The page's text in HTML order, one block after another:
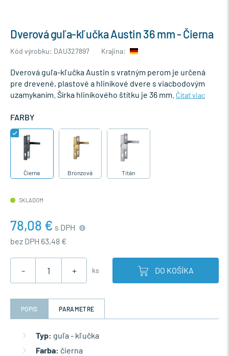
Dverová guľa-kľučka Austin 36 mm - Čierna
Kód výrobku: DAU327897 Krajina:
Dverová guľa-kľučka Austin s vratným perom je určená
pre drevené, plastové a hliníkové dvere s viacbodovým
uzamykaním. Šírka hliníkového štítku je 36 mm. Čítať viac
FARBY
Čierna Bronzová Titán
SKLADOM
78,08 € s DPH
bez DPH 63,48 €
- + ks DO KOŠÍKA
POPIS PARAMETRE
Typ: guľa - kľučka
Farba: čierna